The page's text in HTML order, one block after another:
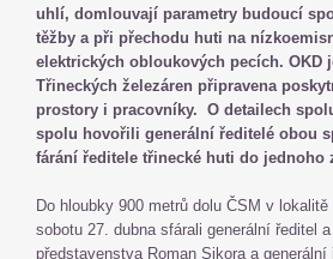
uhlí, domlouvají parametry budoucí
těžby a při přechodu huti na
elektrických obloukových pecích. OKD
Třineckých železáren připravena
prostory i pracovníky. O detailech
spolu hovořili generální ředitelé obou
fárání ředitele třinecké huti do jednoho
Do hloubky 900 metrů dolu ČSM v
sobotu 27. dubna sfárali generální ředitel
představenstva Roman Sikora a generální